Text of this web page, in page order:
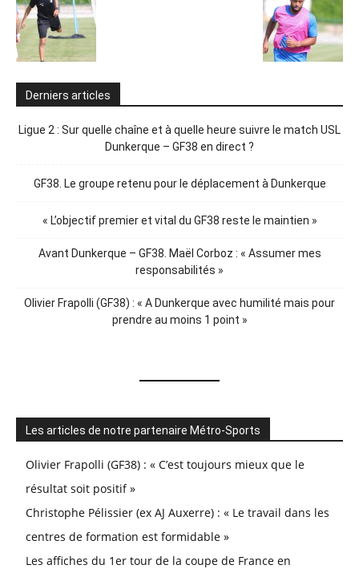
Derniers articles
Ligue 2 : Sur quelle chaîne et à quelle heure suivre le match USL
Dunkerque – GF38 en direct ?
GF38. Le groupe retenu pour le déplacement à Dunkerque
« L’objectif premier et vital du GF38 reste le maintien »
Avant Dunkerque – GF38. Maël Corboz : « Assumer mes
responsabilités »
Olivier Frapolli (GF38) : « A Dunkerque avec humilité mais pour
prendre au moins 1 point »
Les articles de notre partenaire Métro-Sports
Olivier Frapolli (GF38) : « C’est toujours mieux que le
résultat soit positif »
Christophe Pélissier (ex AJ Auxerre) : « Le travail dans les
centres de formation est formidable »
Les affiches du 1er tour de la coupe de France en